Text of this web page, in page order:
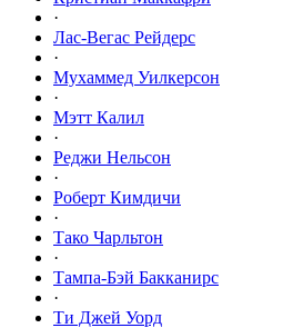
·
Лас-Вегас Рейдерс
·
Мухаммед Уилкерсон
·
Мэтт Калил
·
Реджи Нельсон
·
Роберт Кимдичи
·
Тако Чарльтон
·
Тампа-Бэй Бакканирс
·
Ти Джей Уорд